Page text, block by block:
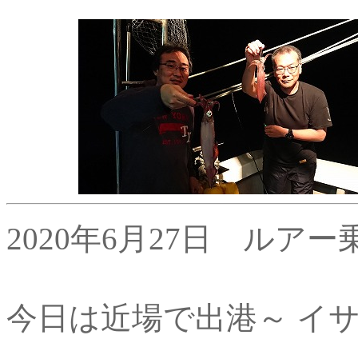
2020年6月27日 ルアー
今日は近場で出港～ イ